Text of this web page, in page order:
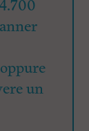
oppure
un